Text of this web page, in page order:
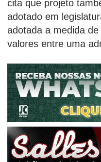
cita que projeto
adotado em
adotada a medida
valores entre uma